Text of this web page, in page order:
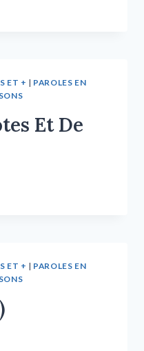
ET + | PAROLES EN
Et De
ET + | PAROLES EN